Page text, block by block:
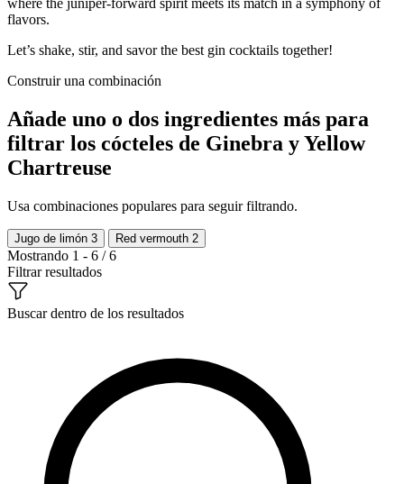
where the juniper-forward spirit meets its match in a symphony of
flavors.
Let’s shake, stir, and savor the best gin cocktails together!
Construir una combinación
Añade uno o dos ingredientes más para
filtrar los cócteles de Ginebra y Yellow
Chartreuse
Usa combinaciones populares para seguir filtrando.
Jugo de limón 3 Red vermouth 2
Mostrando 1 - 6 / 6
Filtrar resultados
Buscar dentro de los resultados